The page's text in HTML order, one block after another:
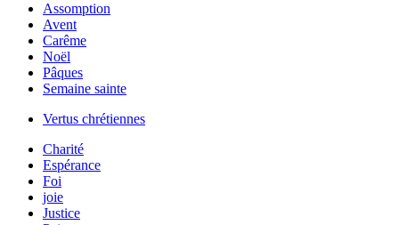
Assomption
Avent
Carême
Noël
Pâques
Semaine sainte
Vertus chrétiennes
Charité
Espérance
Foi
joie
Justice